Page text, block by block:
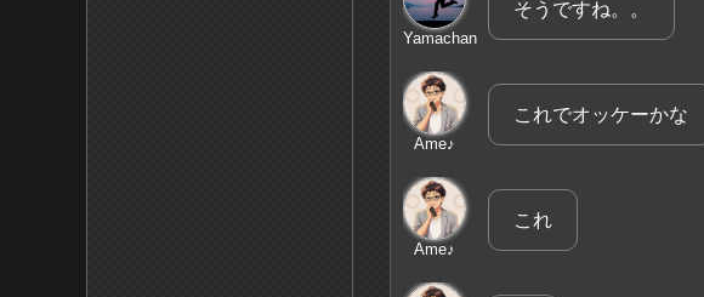
Yamachan
そうですね。。
Ame♪
これでオッケーかな
Ame♪
これ